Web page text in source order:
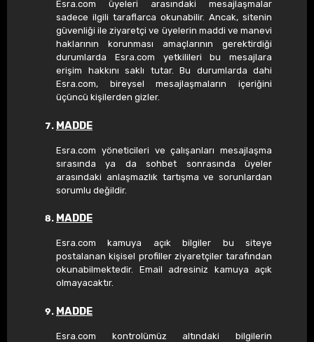
Esra.com üyeleri arasındaki mesajlaşmalar
sadece ilgili taraflarca okunabilir. Ancak, sitenin
güvenliği ile ziyaretçi ve üyelerin maddi ve manevi
haklarının korunması amaçlarının gerektirdiği
durumlarda Esra.com yetkilileri bu mesajlara
erişim hakkını saklı tutar. Bu durumlarda dahi
Esra.com, bireysel mesajlaşmaların içeriğini
üçüncü kişilerden gizler.
MADDE
Esra.com yöneticileri ve çalışanları mesajlaşma
sırasında ya da sohbet sonrasında üyeler
arasındaki anlaşmazlık tartışma ve sorunlardan
sorumlu değildir.
MADDE
Esra.com kamuya açık bilgiler bu siteye
postalanan kişisel profiller ziyaretçiler tarafından
okunabilmektedir. Email adresiniz kamuya açık
olmayacaktır.
MADDE
Esra.com kontrolümüz altındaki bilgilerin